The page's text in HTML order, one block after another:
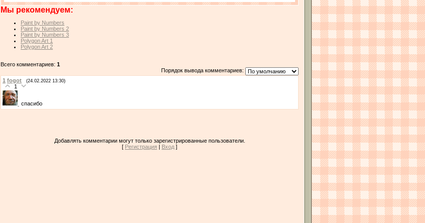
Мы рекомендуем:
Paint by Numbers
Paint by Numbers 2
Paint by Numbers 3
Polygon Art 1
Polygon Art 2
Всего комментариев: 1
Порядок вывода комментариев:
1 fogot (24.02.2022 13:30)
1
спасибо
Добавлять комментарии могут только зарегистрированные пользователи.
[ Регистрация | Вход ]